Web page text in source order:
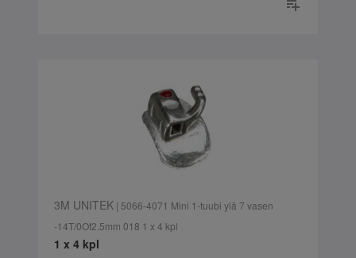
3M UNITEK| 5066-4071 Mini 1-tuubi ylä 7 vasen
-14T/0Of2.5mm 018 1 x 4 kpl
1 x 4 kpl